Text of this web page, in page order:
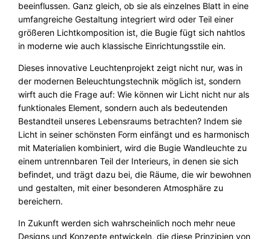
beeinflussen. Ganz gleich, ob sie als einzelnes Blatt in eine
umfangreiche Gestaltung integriert wird oder Teil einer
größeren Lichtkomposition ist, die Bugie fügt sich nahtlos
in moderne wie auch klassische Einrichtungsstile ein.
Dieses innovative Leuchtenprojekt zeigt nicht nur, was in
der modernen Beleuchtungstechnik möglich ist, sondern
wirft auch die Frage auf: Wie können wir Licht nicht nur als
funktionales Element, sondern auch als bedeutenden
Bestandteil unseres Lebensraums betrachten? Indem sie
Licht in seiner schönsten Form einfängt und es harmonisch
mit Materialien kombiniert, wird die Bugie Wandleuchte zu
einem untrennbaren Teil der Interieurs, in denen sie sich
befindet, und trägt dazu bei, die Räume, die wir bewohnen
und gestalten, mit einer besonderen Atmosphäre zu
bereichern.
In Zukunft werden sich wahrscheinlich noch mehr neue
Designs und Konzepte entwickeln, die diese Prinzipien von